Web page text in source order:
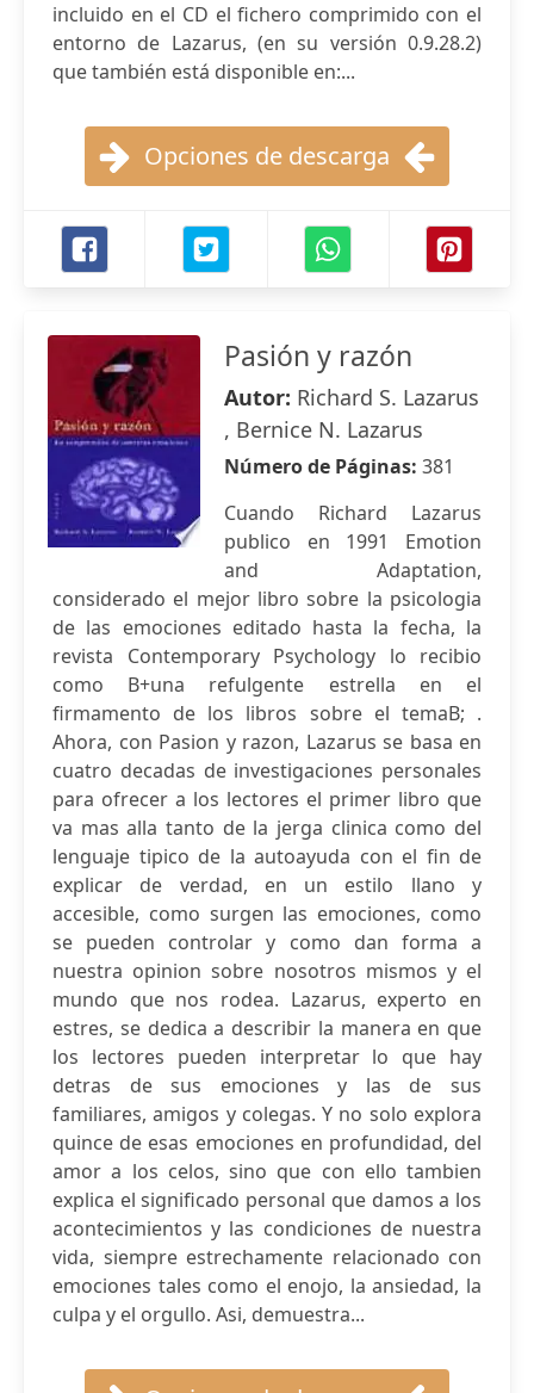
incluido en el CD el fichero comprimido con el
entorno de Lazarus, (en su versión 0.9.28.2)
que también está disponible en:...
Opciones de descarga
Pasión y razón
Autor: Richard S. Lazarus
, Bernice N. Lazarus
Número de Páginas: 381
Cuando Richard Lazarus
publico en 1991 Emotion
and Adaptation,
considerado el mejor libro sobre la psicologia
de las emociones editado hasta la fecha, la
revista Contemporary Psychology lo recibio
como B+una refulgente estrella en el
firmamento de los libros sobre el temaB; .
Ahora, con Pasion y razon, Lazarus se basa en
cuatro decadas de investigaciones personales
para ofrecer a los lectores el primer libro que
va mas alla tanto de la jerga clinica como del
lenguaje tipico de la autoayuda con el fin de
explicar de verdad, en un estilo llano y
accesible, como surgen las emociones, como
se pueden controlar y como dan forma a
nuestra opinion sobre nosotros mismos y el
mundo que nos rodea. Lazarus, experto en
estres, se dedica a describir la manera en que
los lectores pueden interpretar lo que hay
detras de sus emociones y las de sus
familiares, amigos y colegas. Y no solo explora
quince de esas emociones en profundidad, del
amor a los celos, sino que con ello tambien
explica el significado personal que damos a los
acontecimientos y las condiciones de nuestra
vida, siempre estrechamente relacionado con
emociones tales como el enojo, la ansiedad, la
culpa y el orgullo. Asi, demuestra...